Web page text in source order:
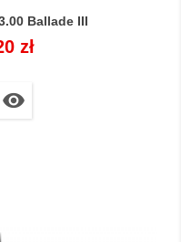
Ballade III
zł
